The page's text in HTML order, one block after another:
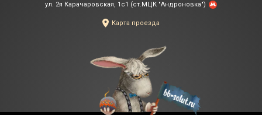
ул. 2я Карачаровская, 1с1 (ст.МЦК "Андроновка")
Карта проезда